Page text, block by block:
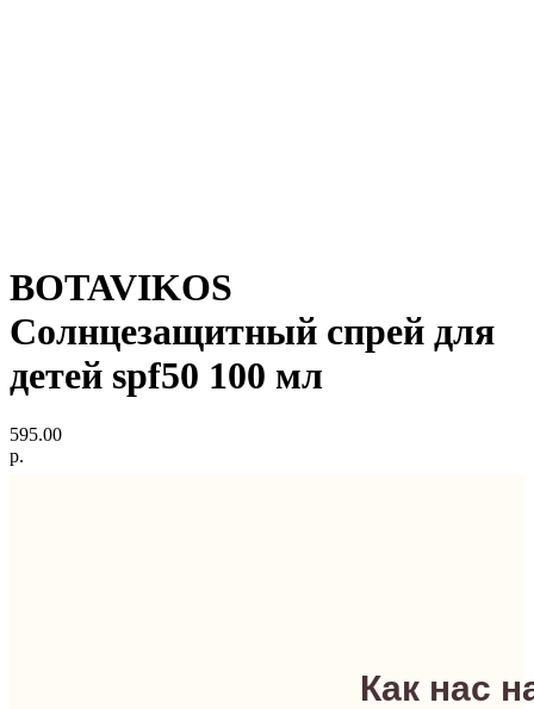
BOTAVIKOS
Солнцезащитный спрей для
детей spf50 100 мл
595.00
р.
Как нас